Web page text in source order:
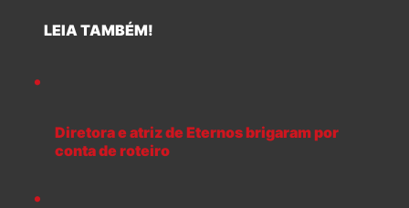
LEIA TAMBÉM!
Diretora e atriz de Eternos brigaram por
conta de roteiro